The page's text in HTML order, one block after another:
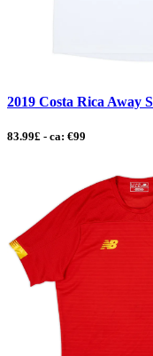
2019 Costa Rica Away
83.99£ - ca: €99